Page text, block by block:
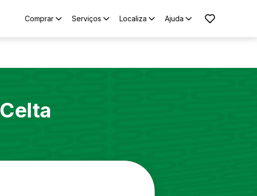
Comprar Serviços Localiza Ajuda
Celta